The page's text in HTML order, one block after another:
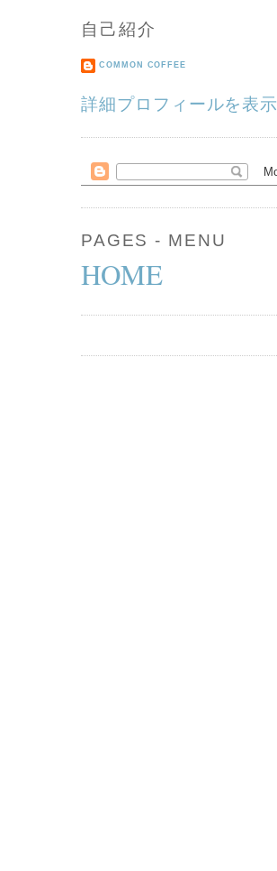
自己紹介
COMMON COFFEE
詳細プロフィールを表示
PAGES - MENU
HOME